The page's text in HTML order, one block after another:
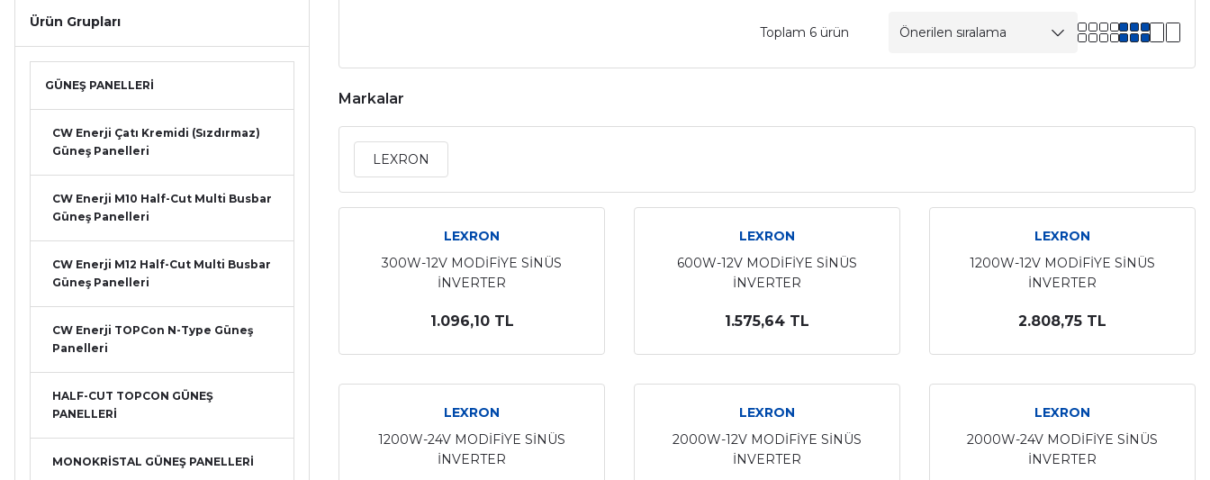
Ürün Grupları
GÜNEŞ PANELLERİ
CW Enerji Çatı Kremidi (Sızdırmaz)
Güneş Panelleri
CW Enerji M10 Half-Cut Multi Busbar
Güneş Panelleri
CW Enerji M12 Half-Cut Multi Busbar
Güneş Panelleri
CW Enerji TOPCon N-Type Güneş
Panelleri
HALF-CUT TOPCON GÜNEŞ
PANELLERİ
MONOKRİSTAL GÜNEŞ PANELLERİ
Toplam 6 ürün
Markalar
LEXRON
LEXRON
300W-12V MODİFİYE SİNÜS
İNVERTER
1.096,10 TL
LEXRON
600W-12V MODİFİYE SİNÜS
İNVERTER
1.575,64 TL
LEXRON
1200W-12V MODİFİYE SİNÜS
İNVERTER
2.808,75 TL
LEXRON
1200W-24V MODİFİYE SİNÜS
İNVERTER
LEXRON
2000W-12V MODİFİYE SİNÜS
İNVERTER
LEXRON
2000W-24V MODİFİYE SİNÜS
İNVERTER